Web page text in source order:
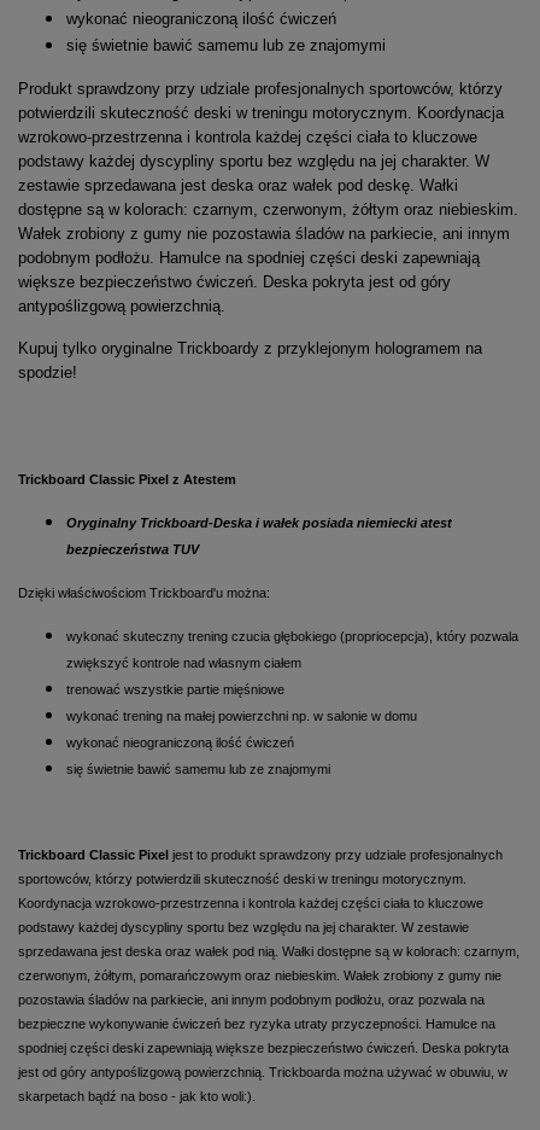
wykonać nieograniczoną ilość ćwiczeń
się świetnie bawić samemu lub ze znajomymi
Produkt sprawdzony przy udziale profesjonalnych sportowców, którzy
potwierdzili skuteczność deski w treningu motorycznym. Koordynacja
wzrokowo-przestrzenna i kontrola każdej części ciała to kluczowe
podstawy każdej dyscypliny sportu bez względu na jej charakter. W
zestawie sprzedawana jest deska oraz wałek pod deskę. Wałki
dostępne są w kolorach: czarnym, czerwonym, żółtym oraz niebieskim.
Wałek zrobiony z gumy nie pozostawia śladów na parkiecie, ani innym
podobnym podłożu. Hamulce na spodniej części deski zapewniają
większe bezpieczeństwo ćwiczeń. Deska pokryta jest od góry
antypoślizgową powierzchnią.
Kupuj tylko oryginalne Trickboardy z przyklejonym hologramem na
spodzie!
Trickboard Classic Pixel z Atestem
Oryginalny Trickboard-Deska i wałek posiada niemiecki atest
bezpieczeństwa TUV
Dzięki właściwościom Trickboard'u można:
wykonać skuteczny trening czucia głębokiego (propriocepcja), który pozwala
zwiększyć kontrole nad własnym ciałem
trenować wszystkie partie mięśniowe
wykonać trening na małej powierzchni np. w salonie w domu
wykonać nieograniczoną ilość ćwiczeń
się świetnie bawić samemu lub ze znajomymi
Trickboard Classic Pixel jest to produkt sprawdzony przy udziale profesjonalnych
sportowców, którzy potwierdzili skuteczność deski w treningu motorycznym.
Koordynacja wzrokowo-przestrzenna i kontrola każdej części ciała to kluczowe
podstawy każdej dyscypliny sportu bez względu na jej charakter. W zestawie
sprzedawana jest deska oraz wałek pod nią. Wałki dostępne są w kolorach: czarnym,
czerwonym, żółtym, pomarańczowym oraz niebieskim. Wałek zrobiony z gumy nie
pozostawia śladów na parkiecie, ani innym podobnym podłożu, oraz pozwala na
bezpieczne wykonywanie ćwiczeń bez ryzyka utraty przyczepności. Hamulce na
spodniej części deski zapewniają większe bezpieczeństwo ćwiczeń. Deska pokryta
jest od góry antypoślizgową powierzchnią. Trickboarda można używać w obuwiu, w
skarpetach bądź na boso - jak kto woli:).